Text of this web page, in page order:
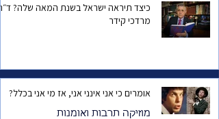
כיצד תיראה ישראל בשנת המאה
מרדכי קידר
אומרים כי אני אינני אני, אז מי אני בכלל?
מוזיקה תרבות ואומנות